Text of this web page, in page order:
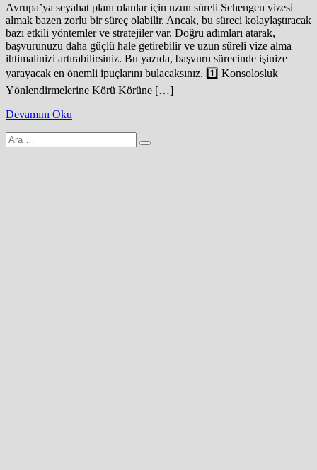
Avrupa’ya seyahat planı olanlar için uzun süreli Schengen vizesi
almak bazen zorlu bir süreç olabilir. Ancak, bu süreci kolaylaştıracak
bazı etkili yöntemler ve stratejiler var. Doğru adımları atarak,
başvurunuzu daha güçlü hale getirebilir ve uzun süreli vize alma
ihtimalinizi artırabilirsiniz. Bu yazıda, başvuru sürecinde işinize
yarayacak en önemli ipuçlarını bulacaksınız. 1️⃣ Konsolosluk
Yönlendirmelerine Körü Körüne […]
Devamını Oku
Arama
yap: